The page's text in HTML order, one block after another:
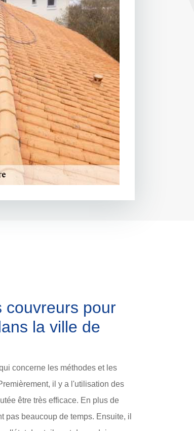
couvreurs pour
la ville de
concerne les méthodes et les
il y a l'utilisation des
être très efficace. En plus de
pas beaucoup de temps. Ensuite, il